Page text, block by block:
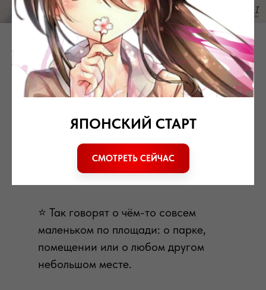
Синоним японскому слову 小さい
[ти:сай] - маленький 📚
猫の額
ねこのひたい
[нэко но хитай]
Кошкин лоб
⭐️ Так говорят о чём-то совсем
маленьком по площади: о парке,
помещении или о любом другом
небольшом месте.
ЯПОНСКИЙ СТАРТ
СМОТРЕТЬ СЕЙЧАС